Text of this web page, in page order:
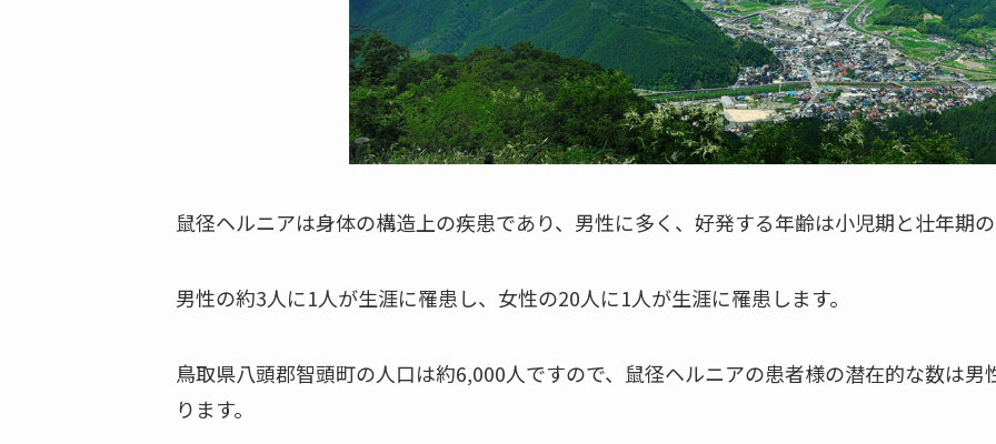
鼠径ヘルニアは身体の構造上の疾患であり、男性に多く、好発する年齢は小児期と壮年期
男性の約3人に1人が生涯に罹患し、女性の20人に1人が生涯に罹患します。
鳥取県八頭郡智頭町の人口は約6,000人ですので、鼠径ヘルニアの患者様の潜在的な数は
ります。